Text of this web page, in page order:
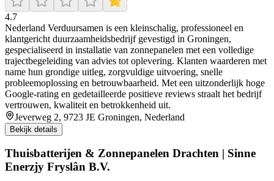
4.7
Nederland Verduursamen is een kleinschalig, professioneel en
klantgericht duurzaamheidsbedrijf gevestigd in Groningen,
gespecialiseerd in installatie van zonnepanelen met een volledige
trajectbegeleiding van advies tot oplevering. Klanten waarderen met
name hun grondige uitleg, zorgvuldige uitvoering, snelle
probleemoplossing en betrouwbaarheid. Met een uitzonderlijk hoge
Google-rating en gedetailleerde positieve reviews straalt het bedrijf
vertrouwen, kwaliteit en betrokkenheid uit.
Jeverweg 2, 9723 JE Groningen, Nederland
Bekijk details
Thuisbatterijen & Zonnepanelen Drachten | Sinne
Enerzjy Fryslân B.V.